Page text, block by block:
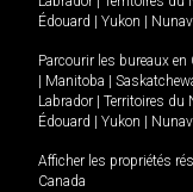
Édouard | Yukon |
Parcourir les bureaux en
| Manitoba |
Labrador | Territoires du
Édouard | Yukon |
Afficher les propriétés
Canada